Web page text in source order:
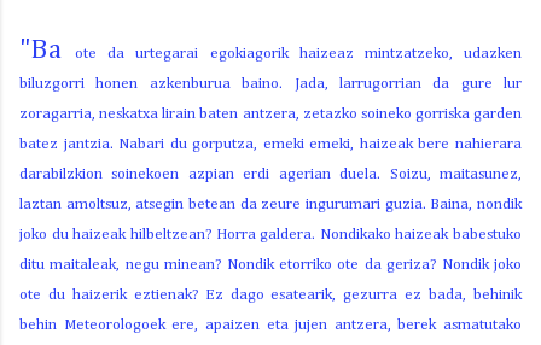
"Baote da urtegarai egokiagorik haizeaz mintzatzeko, udazken
biluzgorri honen azkenburua baino. Jada, larrugorrian da gure lur
zoragarria, neskatxa lirain baten antzera, zetazko soineko gorriska garden
batez jantzia. Nabari du gorputza, emeki emeki, haizeak bere nahierara
darabilzkion soinekoen azpian erdi agerian duela. Soizu, maitasunez,
laztan amoltsuz, atsegin betean da zeure ingurumari guzia. Baina, nondik
joko du haizeak hilbeltzean? Horra galdera. Nondikako haizeak babestuko
ditu maitaleak, negu minean? Nondik etorriko ote da geriza? Nondik joko
ote du haizerik eztienak? Ez dago esatearik, gezurra ez bada, behinik
behin Meteorologoek ere, apaizen eta jujen antzera, berek asmatutako